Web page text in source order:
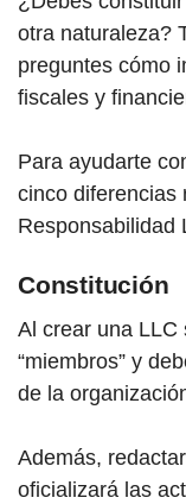
otra naturaleza?
preguntes cómo
fiscales y
Para ayudarte
cinco diferencias
Responsabilidad
Constitución
Al crear una LLC
“miembros” y
de la
Además,
oficializará las